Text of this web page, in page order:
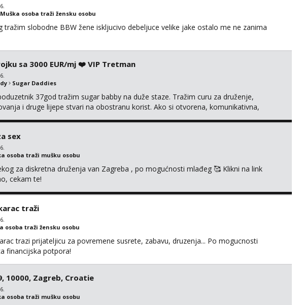
Muška osoba traži žensku osobu
tražim slobodne BBW žene iskljucivo debeljuce velike jake ostalo me ne zanima
sa 3000 EUR/mj ❤️ VIP Tretman
Sugar Daddies
37god tražim sugar babby na duže staze. Tražim curu za druženje,
i druge lijepe stvari na obostranu korist. Ako si otvorena, komunikativna,
sex
osoba traži mušku osobu
za diskretna druženja van Zagreba , po mogućnosti mlađeg 🥰 Klikni na link
cekam te!
traži
osoba traži žensku osobu
trazi prijateljicu za povremene susrete, zabavu, druzenja... Po mogucnosti
financijska potpora!
10000, Zagreb, Croatie
osoba traži mušku osobu